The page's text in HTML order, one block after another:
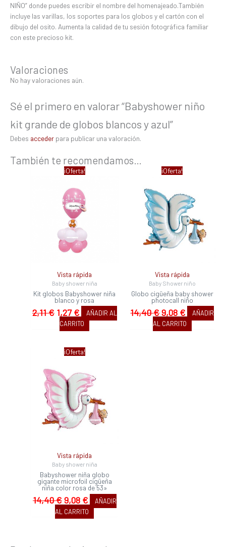
NIÑO” donde puedes escribir el nombre del homenajeado.También
incluye las varillas, los soportes para los globos y el cartón con el
dibujo del osito. Aumenta la calidad de tu sesión fotográfica familiar
con este precioso kit.
Valoraciones
No hay valoraciones aún.
Sé el primero en valorar “Babyshower niño
kit grande de globos blancos y azul”
Debes acceder para publicar una valoración.
También te recomendamos…
¡Oferta!
Vista rápida
Baby shower niña
Kit globos Babyshower niña
blanco y rosa
2,11€
original
era:
2,11 €.
1,27€
El
actual
es:
1,27 €.
AÑADIR AL
CARRITO
¡Oferta!
Vista rápida
Baby Shower niño
Globo cigüeña baby shower
photocall niño
14,40€
El
original
era:
14,40 €.
9,08 €
actual
es:
9,08 €.
AÑADIR
AL CARRITO
¡Oferta!
Vista rápida
Baby shower niña
Babyshower niña globo
gigante microfoil cigüeña
niña color rosa de 53»
14,40€
El
original
era:
14,40 €.
9,08 €
actual
es:
9,08 €.
AÑADIR
AL CARRITO